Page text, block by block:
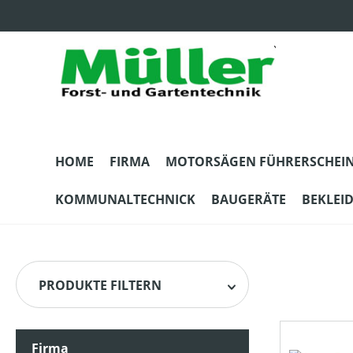
HOME FIRMA MOTORSÄGEN
KOMMUNALTECHNICK BAUGERÄTE
PRODUKTE FILTERN
Firma